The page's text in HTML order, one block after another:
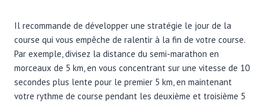
Il recommande de développer une stratégie le jour de la
course qui vous empêche de ralentir à la fin de votre course.
Par exemple, divisez la distance du semi-marathon en
morceaux de 5 km, en vous concentrant sur une vitesse de 10
secondes plus lente pour le premier 5 km, en maintenant
votre rythme de course pendant les deuxième et troisième 5